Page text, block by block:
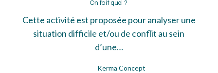
fait
quoi
?
On fait quoi ?
Cette activité est proposée pour analyser une
situation difficile et/ou de conflit au sein
d’une…
Kerma Concept